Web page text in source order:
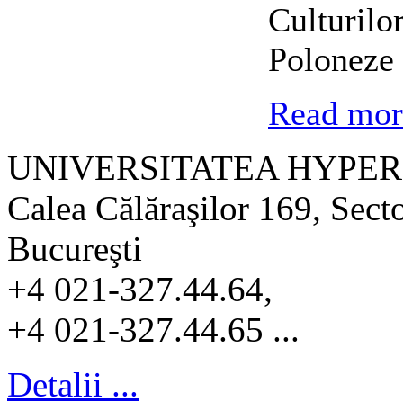
Read
UNIVERSITATEA
Calea Călăraşilor 169,
Bucureşti
+4 021-327.44.64,
+4 021-327.44.65 ...
Detalii ...